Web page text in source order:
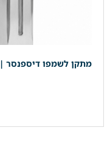
מתקן לשמפו דיספנסר | 500 מ"ל | אפור גרפיט | מק"ט 162/6